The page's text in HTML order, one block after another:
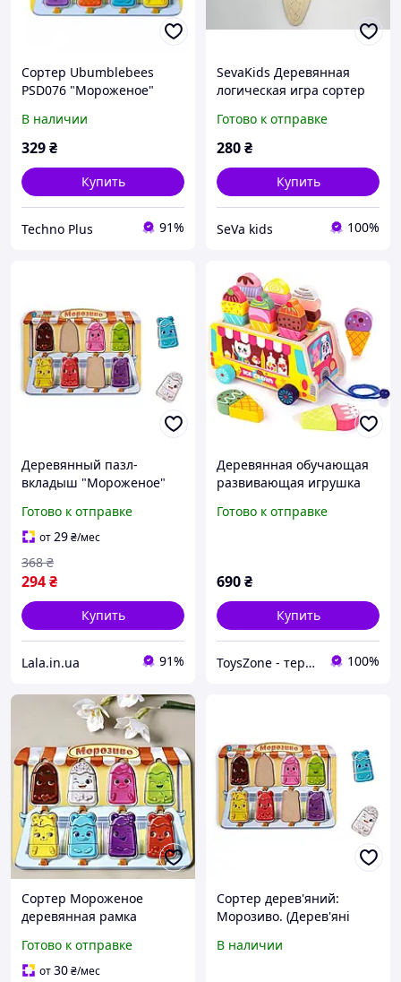
Сортер Ubumblebees
PSD076 "Мороженое"
В наличии
329₴
Купить
Techno Plus 91%
SevaKids Деревянная
логическая игра сортер
Готово к отправке
280₴
Купить
SeVa kids 100%
Деревянный пазл-
вкладыш "Мороженое"
PSD076 сортер, Lala.in.ua
Готово к отправке
от29₴/мес
294₴
368 ₴
Купить
Lala.in.ua 91%
Деревянная обучающая
развивающая игрушка
сортер "Мороженое"
Готово к отправке
690₴
Купить
ToysZone - територія крутих іграшок 100%
Сортер Мороженое
деревянная рамка
ПСД076
Готово к отправке
от30₴/мес
Сортер дерев'яний:
Морозиво. (Дерев'яні
В наличии